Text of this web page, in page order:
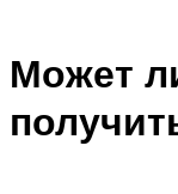
Может